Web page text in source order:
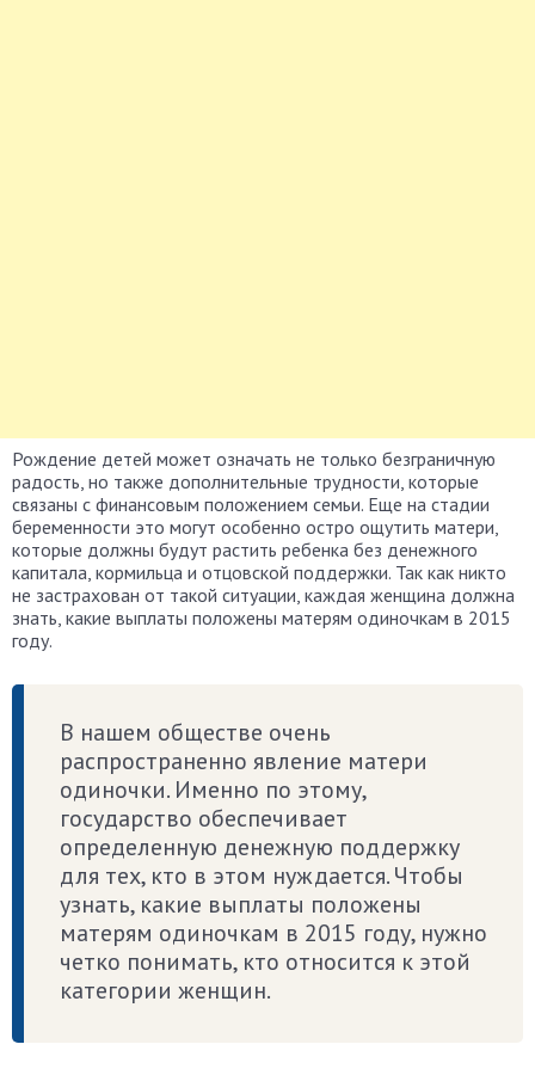
Рождение детей может означать не только безграничную
радость, но также дополнительные трудности, которые
связаны с финансовым положением семьи. Еще на стадии
беременности это могут особенно остро ощутить матери,
которые должны будут растить ребенка без денежного
капитала, кормильца и отцовской поддержки. Так как никто
не застрахован от такой ситуации, каждая женщина должна
знать, какие выплаты положены матерям одиночкам в 2015
году.
В нашем обществе очень
распространенно явление матери
одиночки. Именно по этому,
государство обеспечивает
определенную денежную поддержку
для тех, кто в этом нуждается. Чтобы
узнать, какие выплаты положены
матерям одиночкам в 2015 году, нужно
четко понимать, кто относится к этой
категории женщин.